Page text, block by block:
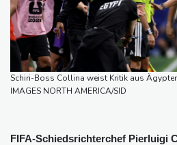
SUV-Markt
Sicherheitskreise vermuten
Falschvideo zu Merz-Rücktritt
Schiri-Boss Collina weist Kritik aus
IMAGES NORTH AMERICA/SID
FIFA-Schiedsrichterchef Pierluigi